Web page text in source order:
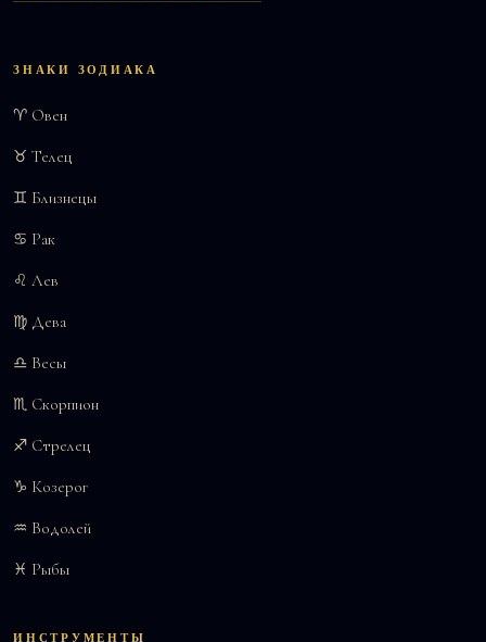
ЗНАКИ ЗОДИАКА
♈ Овен
♉ Телец
♊ Близнецы
♋ Рак
♌ Лев
♍ Дева
♎ Весы
♏ Скорпион
♐ Стрелец
♑ Козерог
♒ Водолей
♓ Рыбы
ИНСТРУМЕНТЫ